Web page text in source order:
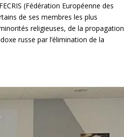
(Fédération Européenne des
de ses membres les plus
religieuses, de la propagation
russe par l’élimination de la